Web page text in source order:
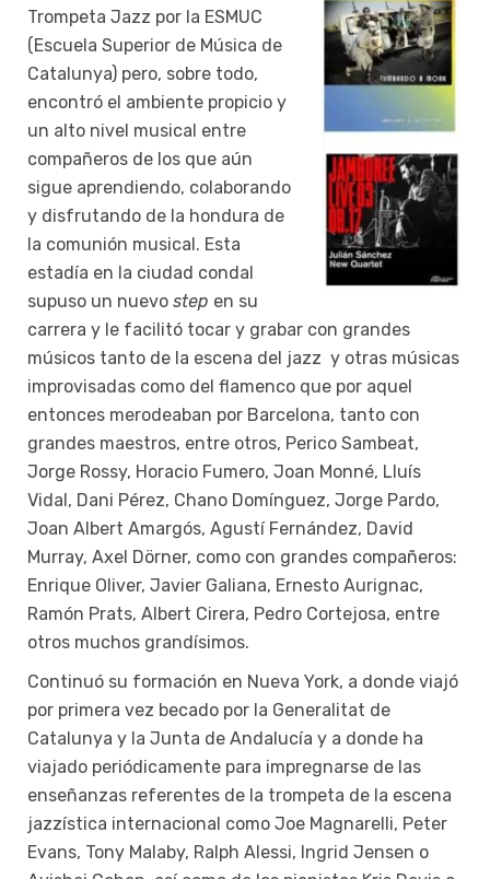
Trompeta Jazz por la ESMUC
(Escuela Superior de Música de
Catalunya) pero, sobre todo,
encontró el ambiente propicio y
un alto nivel musical entre
compañeros de los que aún
sigue aprendiendo, colaborando
y disfrutando de la hondura de
la comunión musical. Esta
estadía en la ciudad condal
supuso un nuevo step en su
carrera y le facilitó tocar y grabar con grandes
músicos tanto de la escena del jazz y otras músicas
improvisadas como del flamenco que por aquel
entonces merodeaban por Barcelona, tanto con
grandes maestros, entre otros, Perico Sambeat,
Jorge Rossy, Horacio Fumero, Joan Monné, Lluís
Vidal, Dani Pérez, Chano Domínguez, Jorge Pardo,
Joan Albert Amargós, Agustí Fernández, David
Murray, Axel Dörner, como con grandes compañeros:
Enrique Oliver, Javier Galiana, Ernesto Aurignac,
Ramón Prats, Albert Cirera, Pedro Cortejosa, entre
otros muchos grandísimos.
Continuó su formación en Nueva York, a donde viajó
por primera vez becado por la Generalitat de
Catalunya y la Junta de Andalucía y a donde ha
viajado periódicamente para impregnarse de las
enseñanzas referentes de la trompeta de la escena
jazzística internacional como Joe Magnarelli, Peter
Evans, Tony Malaby, Ralph Alessi, Ingrid Jensen o